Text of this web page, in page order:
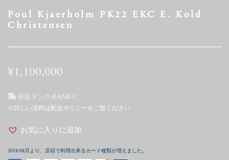
Poul Kjaerholm PK22 EKC E. Kold
Christensen
¥1,100,000
発送ランク: RANK-C
※詳しい送料は配送ポリシーをご覧ください
お気に入りに追加
2018/08月より、店頭で利用出来るカード種類が増えました。